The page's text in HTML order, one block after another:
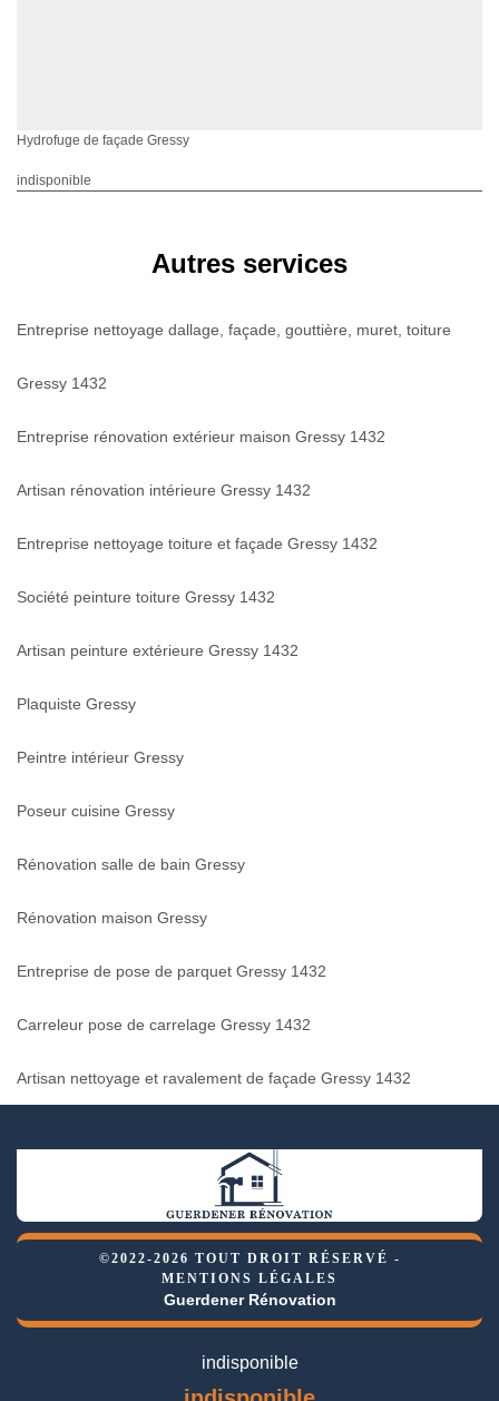
Hydrofuge de façade Gressy
indisponible
Autres services
Entreprise nettoyage dallage, façade, gouttière, muret, toiture
Gressy 1432
Entreprise rénovation extérieur maison Gressy 1432
Artisan rénovation intérieure Gressy 1432
Entreprise nettoyage toiture et façade Gressy 1432
Société peinture toiture Gressy 1432
Artisan peinture extérieure Gressy 1432
Plaquiste Gressy
Peintre intérieur Gressy
Poseur cuisine Gressy
Rénovation salle de bain Gressy
Rénovation maison Gressy
Entreprise de pose de parquet Gressy 1432
Carreleur pose de carrelage Gressy 1432
Artisan nettoyage et ravalement de façade Gressy 1432
©2022-2026 TOUT DROIT RÉSERVÉ -
MENTIONS LÉGALES
Guerdener Rénovation
indisponible